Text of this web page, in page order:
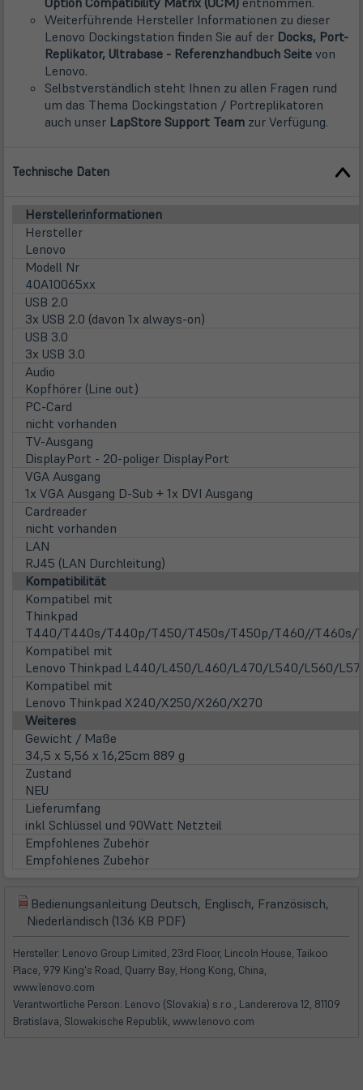
in
neuem
Tab)
Weiterführende Hersteller Informationen zu dieser
Lenovo Dockingstation finden Sie auf der Docks, Port-
Replikator, Ultrabase - Referenzhandbuch Seite(öffnet
neuem
Tab)
von
Lenovo.
Selbstverständlich steht Ihnen zu allen Fragen rund
um das Thema Dockingstation / Portreplikatoren
auch unser LapStore Support Team (öffnet
zur Verfügung.
Technische Daten
Herstellerinformationen
Hersteller
Lenovo
Modell Nr
40A10065xx
USB 2.0
3x USB 2.0 (davon 1x always-on)
USB 3.0
3x USB 3.0
Audio
Kopfhörer (Line out)
PC-Card
nicht vorhanden
TV-Ausgang
DisplayPort - 20-poliger DisplayPort
VGA Ausgang
1x VGA Ausgang D-Sub + 1x DVI Ausgang
Cardreader
nicht vorhanden
LAN
RJ45 (LAN Durchleitung)
Kompatibilität
Kompatibel mit
Thinkpad
T440/T440s/T440p/T450/T450s/T450p/T460//
Kompatibel mit
Lenovo Thinkpad L440/L450/L460/L470/L540/L560/
Kompatibel mit
Lenovo Thinkpad X240/X250/X260/X270
Weiteres
Gewicht / Maße
34,5 x 5,56 x 16,25cm 889 g
Zustand
NEU
Lieferumfang
inkl Schlüssel und 90Watt Netzteil
Empfohlenes Zubehör
Empfohlenes Zubehör
(öffnet
in
neuem
Tab)
Bedienungsanleitung Deutsch, Englisch, Französisch,
Niederländisch (136 KB PDF)
in
neuem
Tab)
Hersteller: Lenovo Group Limited, 23rd Floor, Lincoln House, Taikoo
Place, 979 King's Road, Quarry Bay, Hong Kong, China,
www.lenovo.com
Verantwortliche Person: Lenovo (Slovakia) s.r.o., Landererova 12, 81109
Bratislava, Slowakische Republik, www.lenovo.com